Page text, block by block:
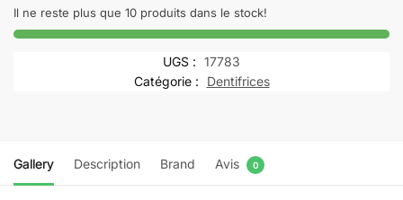
TOPIALYSE
PALPEBRAL
Il ne reste plus que 10 produits dans le stock!
UGS : 17783
Catégorie :
Dentifrices
Gallery Description Brand Avis 0